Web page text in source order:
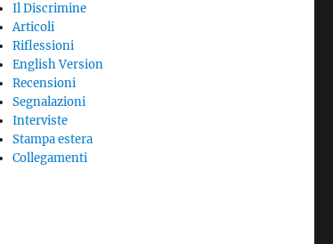
Il Discrimine
Articoli
Riflessioni
English Version
Recensioni
Segnalazioni
Interviste
Stampa estera
Collegamenti